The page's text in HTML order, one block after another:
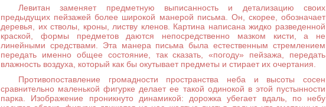
Левитан заменяет предметную выписанность и детализацию своих
предыдущих пейзажей более широкой манерой письма. Он, скорее, обозначает
деревья, их стволы, кроны, листву кленов. Картина написана жидко разведенной
краской, формы предметов даются непосредственно мазком кисти, а не
линейными средствами. Эта манера письма была естественным стремлением
передать именно общее состояние, так сказать, «погоду» пейзажа, передать
влажность воздуха, который как бы окутывает предметы и стирает их очертания.
Противопоставление громадности пространства неба и высоты сосен
сравнительно маленькой фигурке делает ее такой одинокой в этой пустынности
парка. Изображение проникнуто динамикой: дорожка убегает вдаль, по небу